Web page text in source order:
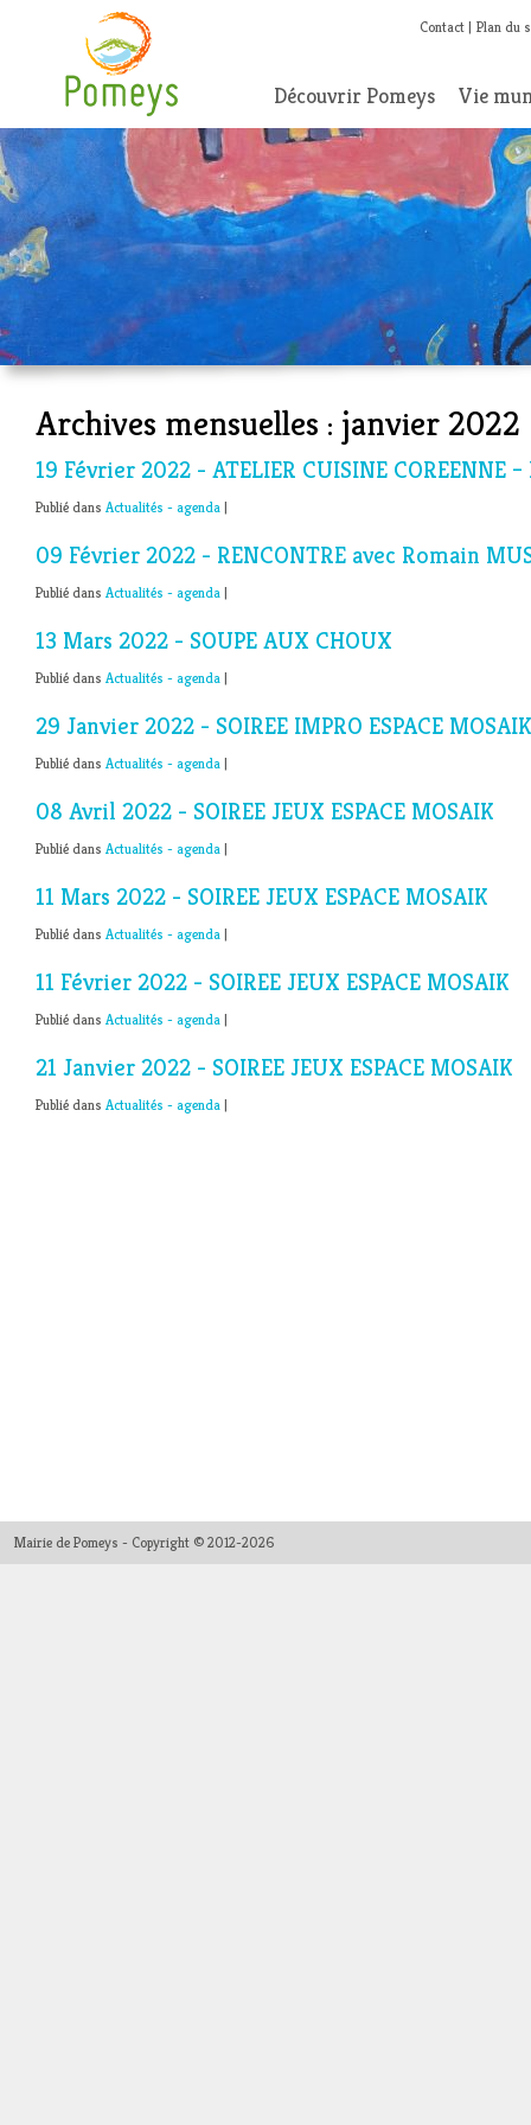
Contact Plan du
Découvrir Pomeys Vie
Archives mensuelles : janvier 2022
19 Février 2022 - ATELIER CUISINE COREENNE –
Publié dans Actualités - agenda |
09 Février 2022 - RENCONTRE avec Romain
Publié dans Actualités - agenda |
13 Mars 2022 - SOUPE AUX CHOUX
Publié dans Actualités - agenda |
29 Janvier 2022 - SOIREE IMPRO ESPACE MOSAIK
Publié dans Actualités - agenda |
08 Avril 2022 - SOIREE JEUX ESPACE MOSAIK
Publié dans Actualités - agenda |
11 Mars 2022 - SOIREE JEUX ESPACE MOSAIK
Publié dans Actualités - agenda |
11 Février 2022 - SOIREE JEUX ESPACE MOSAIK
Publié dans Actualités - agenda |
21 Janvier 2022 - SOIREE JEUX ESPACE MOSAIK
Publié dans Actualités - agenda |
Mairie de Pomeys - Copyright © 2012-2026